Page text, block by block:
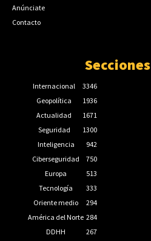
Anúnciate
Contacto
Secciones
Internacional
3346
Geopolítica
1936
Actualidad
1671
Seguridad
1300
Inteligencia
942
Ciberseguridad
750
Europa
513
Tecnología
333
Oriente medio
294
América del Norte 284
DDHH
267